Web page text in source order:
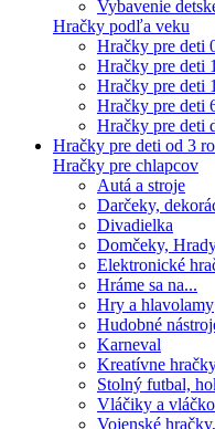
Vybavenie
Hračky podľa veku
Hračky pre deti
Hračky pre deti
Hračky pre deti
Hračky pre deti
Hračky pre deti
Hračky pre deti od 3
Hračky pre chlapcov
Autá a stroje
Darčeky,
Divadielka
Domčeky,
Elektronické
Hráme sa na...
Hry a hlavolamy
Hudobné
Karneval
Kreatívne
Stolný futbal,
Vláčiky a
Vojenské